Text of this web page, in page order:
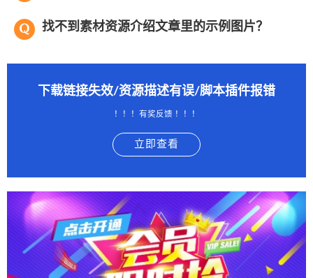
找不到素材资源介绍文章里的示例图片？
下载链接失效/资源描述有误/脚本插件报错
！！！有奖反馈 ！！！
立即查看